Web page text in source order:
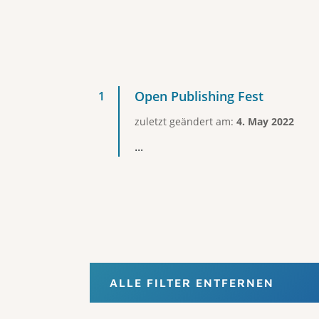
Open Publishing Fest
zuletzt geändert am: 4. May 2022
...
ALLE FILTER ENTFERNEN